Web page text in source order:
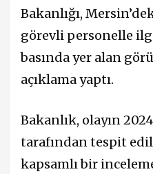
Bakanlığı,
görevli personelle
basında yer alan
açıklama yaptı.
Bakanlık, olayın
tarafından tespit
kapsamlı bir